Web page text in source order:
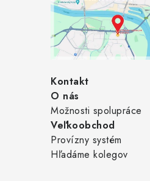
Kontakt
O nás
Možnosti spolupráce
Veľkoobchod
Provízny systém
Hľadáme kolegov